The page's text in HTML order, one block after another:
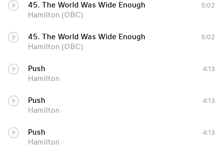
45. The World Was Wide Enough
Hamilton (OBC)
5:02
45. The World Was Wide Enough
Hamilton (OBC)
5:02
Push
Hamilton
4:13
Push
Hamilton
4:13
Push
Hamilton
4:13